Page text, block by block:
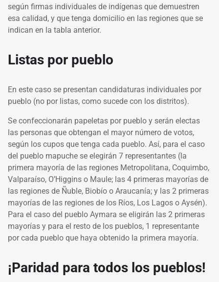
según firmas individuales de indígenas que demuestren
esa calidad, y que tenga domicilio en las regiones que se
indican en la tabla anterior.
Listas por pueblo
En este caso se presentan candidaturas individuales por
pueblo (no por listas, como sucede con los distritos).
Se confeccionarán papeletas por pueblo y serán electas
las personas que obtengan el mayor número de votos,
según los cupos que tenga cada pueblo. Así, para el caso
del pueblo mapuche se elegirán 7 representantes (la
primera mayoría de las regiones Metropolitana, Coquimbo,
Valparaíso, O’Higgins o Maule; las 4 primeras mayorías de
las regiones de Ñuble, Biobío o Araucanía; y las 2 primeras
mayorías de las regiones de los Ríos, Los Lagos o Aysén).
Para el caso del pueblo Aymara se eligirán las 2 primeras
mayorías y para el resto de los pueblos, 1 representante
por cada pueblo que haya obtenido la primera mayoría.
¡Paridad para todos los pueblos!